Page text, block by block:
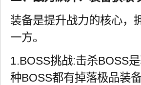
装备是提升战力的核心，
一方。
1.BOSS挑战:击杀BOSS
种BOSS都有掉落极品装